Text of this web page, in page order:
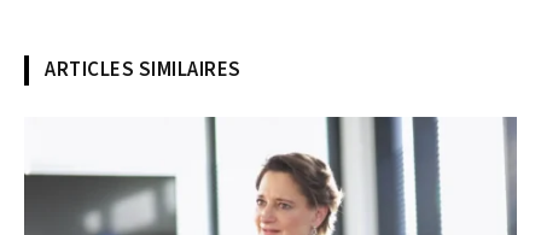
ARTICLES SIMILAIRES